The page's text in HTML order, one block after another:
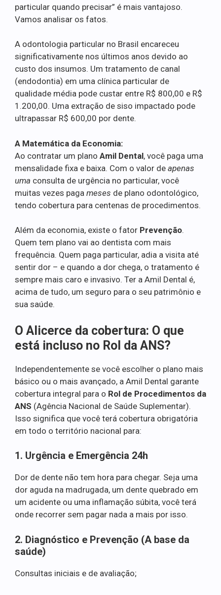
particular quando precisar” é mais vantajoso.
Vamos analisar os fatos.
A odontologia particular no Brasil encareceu
significativamente nos últimos anos devido ao
custo dos insumos. Um tratamento de canal
(endodontia) em uma clínica particular de
qualidade média pode custar entre R$ 800,00 e R$
1.200,00. Uma extração de siso impactado pode
ultrapassar R$ 600,00 por dente.
A Matemática da Economia:
Ao contratar um plano Amil Dental, você paga uma
mensalidade fixa e baixa. Com o valor de apenas
uma consulta de urgência no particular, você
muitas vezes paga meses de plano odontológico,
tendo cobertura para centenas de procedimentos.
Além da economia, existe o fator Prevenção.
Quem tem plano vai ao dentista com mais
frequência. Quem paga particular, adia a visita até
sentir dor – e quando a dor chega, o tratamento é
sempre mais caro e invasivo. Ter a Amil Dental é,
acima de tudo, um seguro para o seu patrimônio e
sua saúde.
O Alicerce da cobertura: O que
está incluso no Rol da ANS?
Independentemente se você escolher o plano mais
básico ou o mais avançado, a Amil Dental garante
cobertura integral para o Rol de Procedimentos da
ANS (Agência Nacional de Saúde Suplementar).
Isso significa que você terá cobertura obrigatória
em todo o território nacional para:
1. Urgência e Emergência 24h
Dor de dente não tem hora para chegar. Seja uma
dor aguda na madrugada, um dente quebrado em
um acidente ou uma inflamação súbita, você terá
onde recorrer sem pagar nada a mais por isso.
2. Diagnóstico e Prevenção (A base da
saúde)
Consultas iniciais e de avaliação;